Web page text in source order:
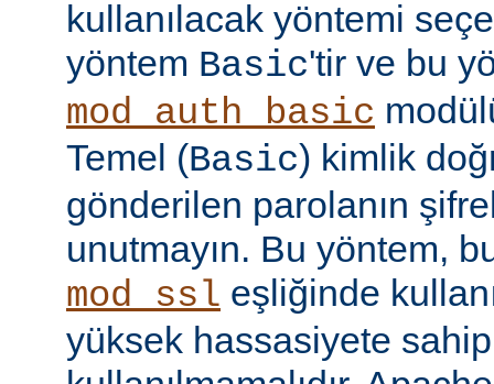
kullanılacak yöntemi
yöntem Basic'tir ve bu
mod_auth_basic
Temel (Basic) kimlik
gönderilen parolanın
unutmayın. Bu yöntem,
mod_ssl eşliğinde
yüksek hassasiyete